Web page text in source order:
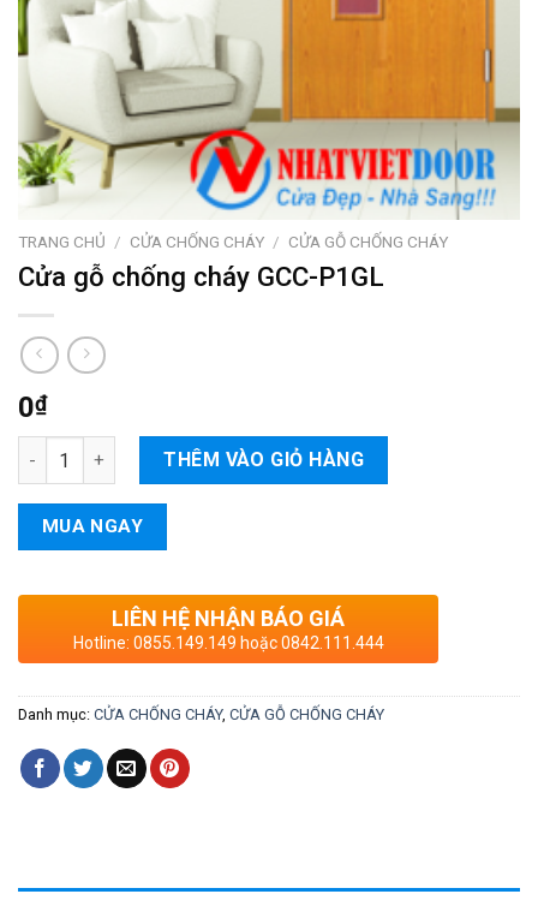
TRANG CHỦ / CỬA CHỐNG CHÁY / CỬA GỖ CHỐNG CHÁY
Cửa gỗ chống cháy GCC-P1GL
0₫
Cửa gỗ chống cháy GCC-P1GL số lượng
THÊM VÀO GIỎ HÀNG
MUA NGAY
LIÊN HỆ NHẬN BÁO GIÁ
Hotline: 0855.149.149 hoặc 0842.111.444
Danh mục: CỬA CHỐNG CHÁY, CỬA GỖ CHỐNG CHÁY